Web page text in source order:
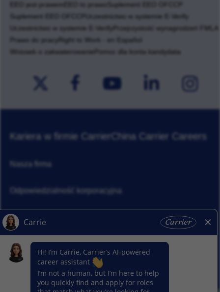
EEO jest prawem EEO to prawo
Suplement EEO OFCCP
Suplement EEO OFCCP
Uczestnictwo w systemie E-Verify
Uczestnictwo w systemie E-Verify
Przejrzystość wynagrodzeń FMLA
Prawo do pracy
Right to Work - en Español
Wniosek o zakwaterowanie
Pomoc dla konta kandydata
Kariera w firmie Carrier China Carrier Careers
Nasza firma
Odpowiedzialność korporacyjna
Aktualności
Nasze segmenty